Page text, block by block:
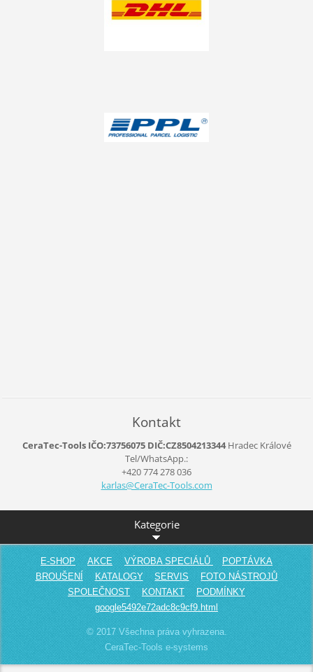
Kontakt
CeraTec-Tools IČO:73756075 DIČ:CZ8504213344Hradec Králové
Tel/WhatsApp.:
+420 774 278 036
karlas@CeraTec-Tools.com
Kategorie
E-SHOP AKCE VÝROBA SPECIÁLŮ
POPTÁVKA
BROUŠENÍ
KATALOGY SERVIS
FOTO NÁSTROJŮ
SPOLEČNOST
KONTAKT
PODMÍNKY
google5492e72adc8c9cf9.html
© 2017 Všechna práva vyhrazena.
CeraTec-Tools e-systems